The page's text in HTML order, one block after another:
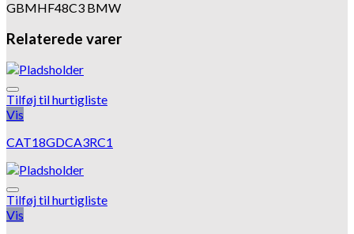
GBMHF48C3 BMW
Relaterede varer
Tilføj til hurtigliste
Vis
CAT18GDCA3RC1
Tilføj til hurtigliste
Vis